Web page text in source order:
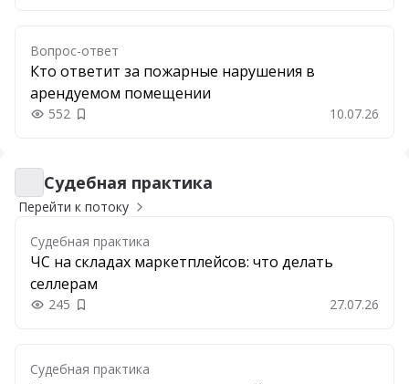
Вопрос-ответ
Кто ответит за пожарные нарушения в
арендуемом помещении
552 Добавить в закладки 10.07.26
Судебная практика
Судебная практика
Перейти к потоку
Судебная практика
ЧС на складах маркетплейсов: что делать
селлерам
245 Добавить в закладки 27.07.26
Судебная практика